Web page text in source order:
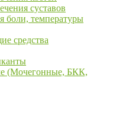
суставов
боли, температуры
средства
(Мочегонные, БКК,